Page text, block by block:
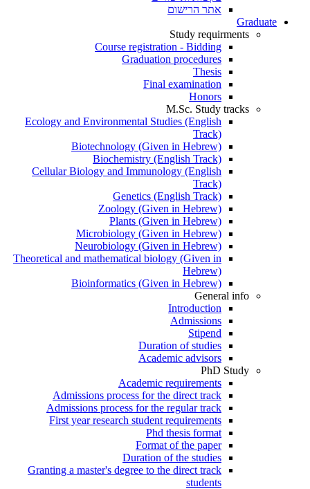
אתר הרישום
Graduate
Study requirments
Course registration - Bidding
Graduation procedures
Thesis
Final examination
Honors
M.Sc. Study tracks
Ecology and Environmental Studies (English
Track)
Biotechnology (Given in Hebrew)
Biochemistry (English Track)
Cellular Biology and Immunology (English
Track)
Genetics (English Track)
Zoology (Given in Hebrew)
Plants (Given in Hebrew)
Microbiology (Given in Hebrew)
Neurobiology (Given in Hebrew)
Theoretical and mathematical biology (Given in
Hebrew)
Bioinformatics (Given in Hebrew)
General info
Introduction
Admissions
Stipend
Duration of studies
Academic advisors
PhD Study
Academic requirements
Admissions process for the direct track
Admissions process for the regular track
First year research student requirements
Phd thesis format
Format of the paper
Duration of the studies
Granting a master's degree to the direct track
students